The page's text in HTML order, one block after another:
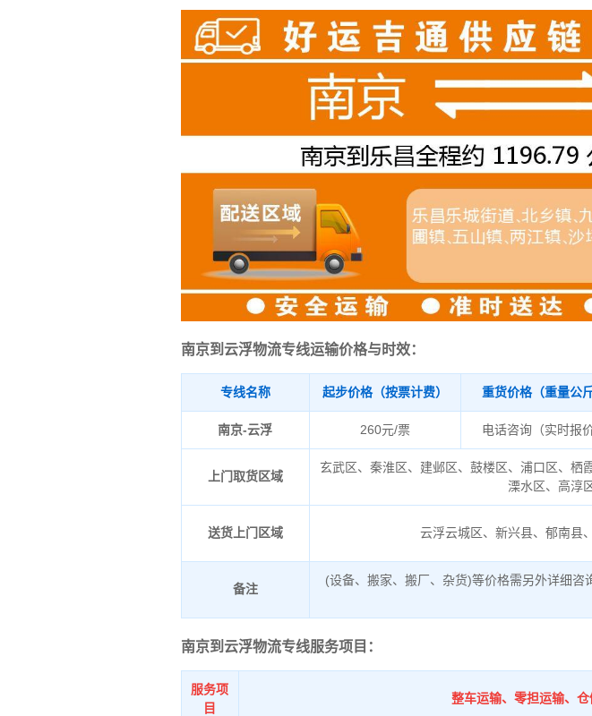
南京到云浮物流专线运输价格与时效：
专线名称 起步价格（按票计费） 重货价格（重量公斤
南京-云浮 260元/票 电话咨询（实时报价
上门取货区域
玄武区、秦淮区、建邺区、鼓楼区、浦口区、栖
溧水区、高淳
送货上门区域 云浮云城区、新兴县、郁南县
备注
(设备、搬家、搬厂、杂货)等价格需另外详细
南京到云浮物流专线服务项目：
服务项
目
整车运输、零担运输、仓